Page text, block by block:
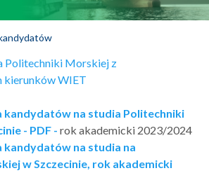
Politechniki Morskiej z
kierunków WIET
kandydatów na studia Politechniki
- PDF - rok akademicki 2023/2024
kandydatów na studia na
w Szczecinie, rok akademicki